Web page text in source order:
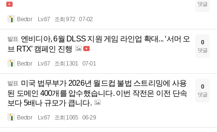
Bector Lv.67 조회 972 07-02
댓글
발표 엔비디아, 6월 DLSS 지원 게임 라인업 확대... ‘서머 오
브 RTX’ 캠페인 진행
Bector Lv.67 조회 1301 07-01
0
댓글
발표 미국 법무부가 2026년 월드컵 불법 스트리밍에 사용
된 도메인 400개를 압수했습니다. 이번 작전은 이전 단속
보다 5배나 규모가 큽니다.
Bector Lv.67 조회 1065 06-29
0
댓글